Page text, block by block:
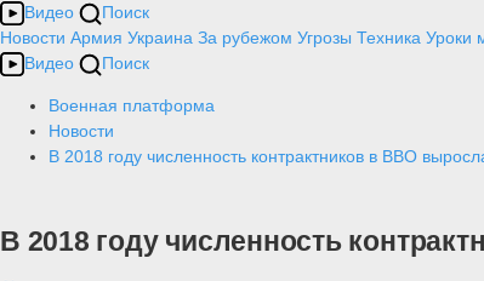
Видео
Поиск
Новости Армия Украина За рубежом Угрозы Техника Уроки
Видео
Поиск
Военная платформа
Новости
В 2018 году численность контрактников в ВВО
В 2018 году численность